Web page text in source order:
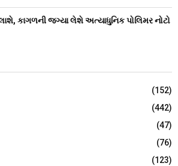
કાગળની જગ્યા લેશે અત્યાધુનિક પોલિમર નોટો
(152)
(442)
(47)
(76)
(123)